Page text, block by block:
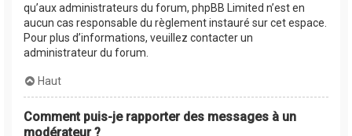
qu’aux administrateurs du forum, phpBB Limited n’est en
aucun cas responsable du règlement instauré sur cet espace.
Pour plus d’informations, veuillez contacter un
administrateur du forum.
Haut
Comment puis-je rapporter des messages à un
modérateur ?